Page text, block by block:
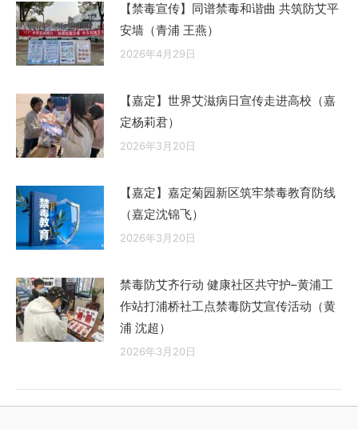
【禁毒宣传】同谱禁毒和谐曲 共筑防艾平
安墙（青浦 王燕）
2026年4月29日
【嘉定】世界艾滋病日宣传走进高校（嘉
定杨莉君）
2026年3月20日
【嘉定】嘉定菊园新区筑牢禁毒教育防线
（嘉定沈锦飞）
2026年3月20日
禁毒防艾齐行动 健康社区共守护–黄浦工
作站打浦桥社工点禁毒防艾宣传活动（黄
浦 沈超）
2026年3月20日